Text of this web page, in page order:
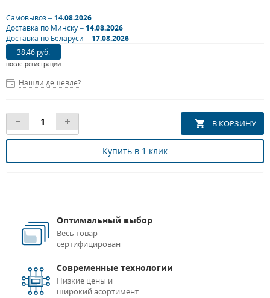
Самовывоз –14.08.2026
Доставка по Минску –14.08.2026
Доставка по Беларуси –17.08.2026
38.46 руб.
после регистрации
Нашли дешевле?
Купить в 1 клик
Оптимальный выбор
Весь товар
сертифицирован
Современные технологии
Низкие цены и
широкий асортимент